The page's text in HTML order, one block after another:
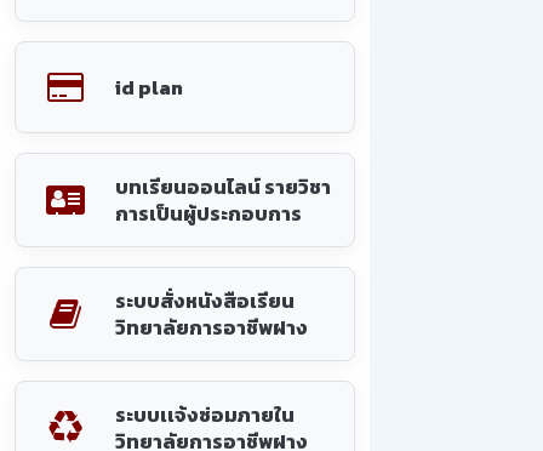
id plan
บทเรียนออนไลน์ รายวิชา
การเป็นผู้ประกอบการ
ระบบสั่งหนังสือเรียน
วิทยาลัยการอาชีพฝาง
ระบบเเจ้งซ่อมภายใน
วิทยาลัยการอาชีพฝาง